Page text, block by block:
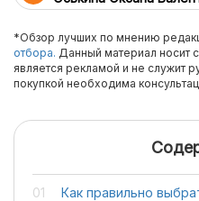
*Обзор лучших по мнению
отбора. Данный материал носит
является рекламой и не служит
покупкой необходима
Как правильно